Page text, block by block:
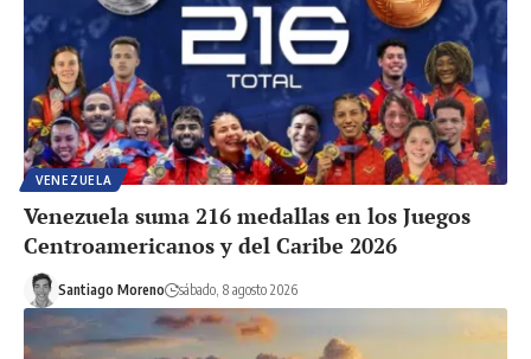
VENEZUELA
Venezuela suma 216 medallas en los Juegos
Centroamericanos y del Caribe 2026
Santiago Moreno sábado, 8 agosto 2026